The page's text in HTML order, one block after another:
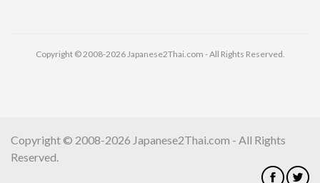
Copyright © 2008-2026 Japanese2Thai.com - All Rights Reserved.
Copyright © 2008-2026 Japanese2Thai.com - All Rights
Reserved.